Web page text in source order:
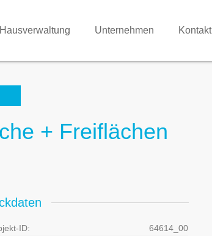
Hausverwaltung Unternehmen Kontakt
+ Freiflächen
ID:
64614_00